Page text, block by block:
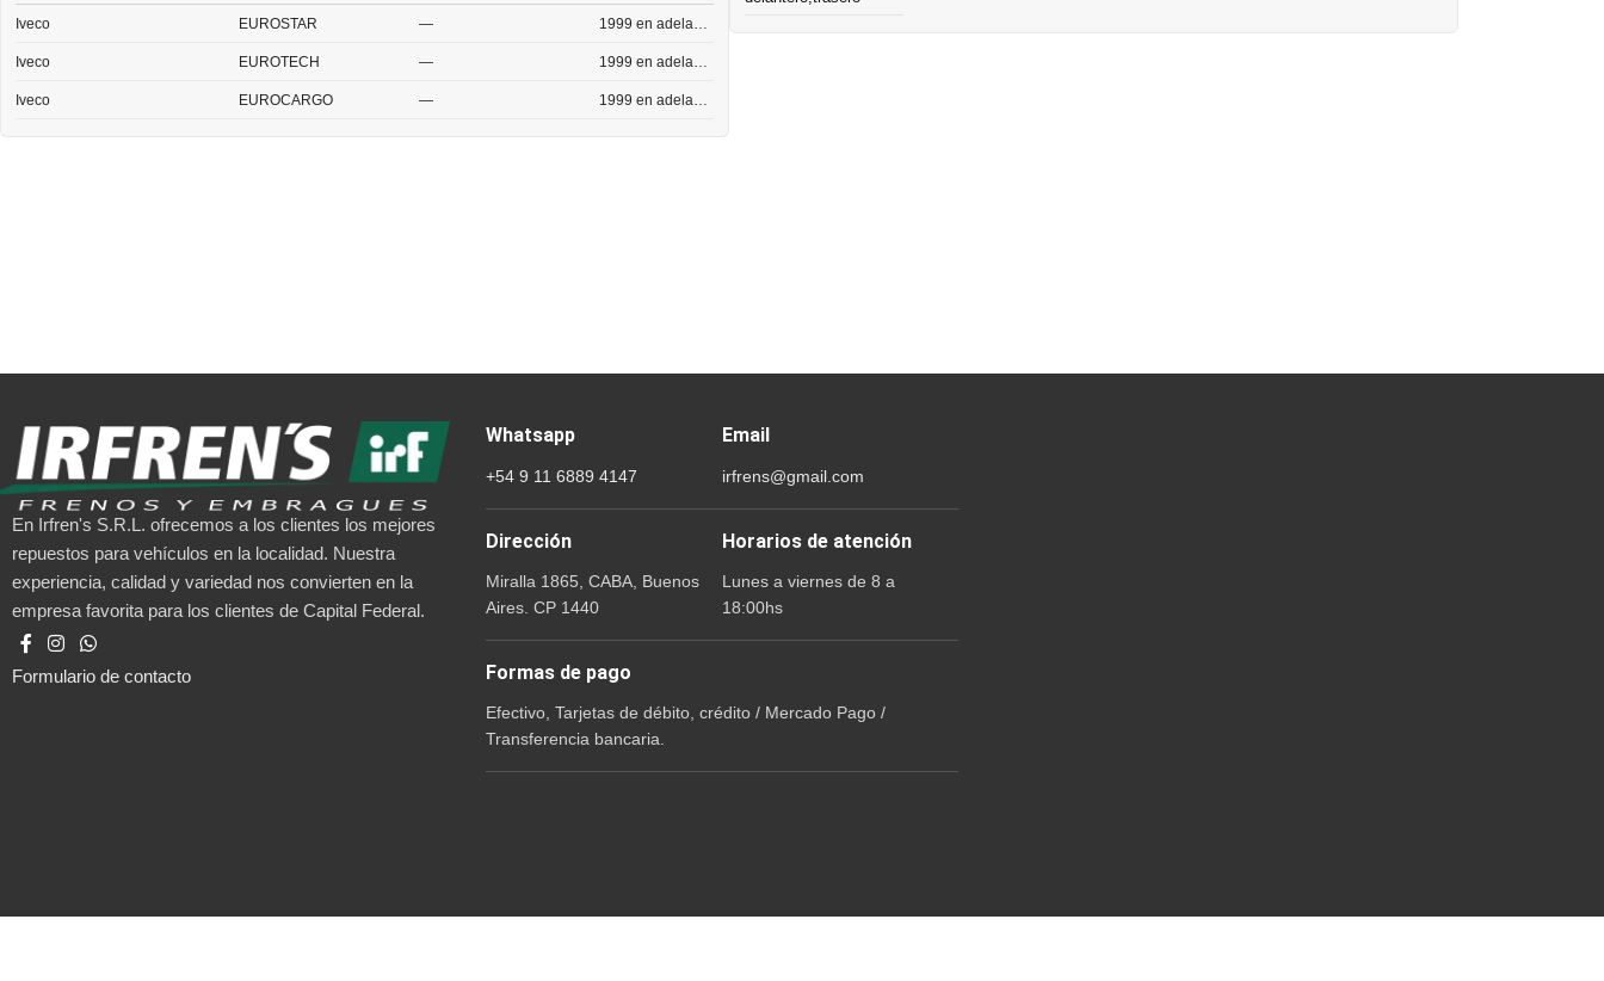
Iveco EUROSTAR —
Iveco EUROTECH —
Iveco EUROCARGO —
En Irfren's S.R.L. ofrecemos a los clientes los mejores
repuestos para vehículos en la localidad. Nuestra
experiencia, calidad y variedad nos convierten en la
empresa favorita para los clientes de Capital Federal.
Formulario de contacto
Whatsapp
+54 9 11 6889 4147
Email
irfrens@gmail.com
Dirección
Miralla 1865, CABA, Buenos
Aires. CP 1440
Horarios de atención
Lunes a viernes de 8 a
18:00hs
Formas de pago
Efectivo, Tarjetas de débito, crédito / Mercado Pago /
Transferencia bancaria.